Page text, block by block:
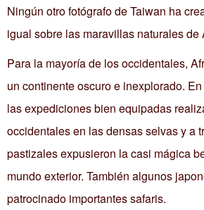
Ningún otro fotógrafo de Taiwan ha
igual sobre las maravillas naturales de
Para la mayoría de los occidentales,
un continente oscuro e inexplorado.
las expediciones bien equipadas
occidentales en las densas selvas y a
pastizales expusieron la casi mágica
mundo exterior. También algunos
patrocinado importantes safaris.